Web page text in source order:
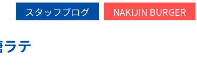
スタッフブログ NAKIJIN BURGER
テ